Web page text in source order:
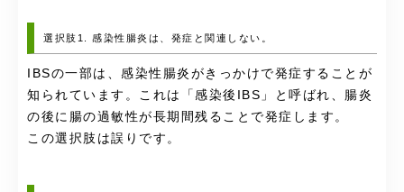
選択肢1. 感染性腸炎は、発症と関連しない。
IBSの一部は、感染性腸炎がきっかけで発症することが
知られています。これは「感染後IBS」と呼ばれ、腸炎
の後に腸の過敏性が長期間残ることで発症します。
この選択肢は誤りです。